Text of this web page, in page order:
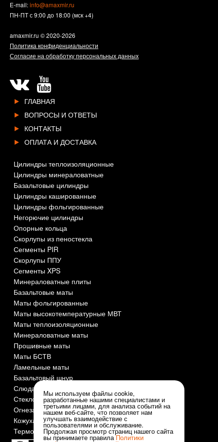
E-mail:info@amaxmir.ru
ПН-ПТ с 9:00 до 18:00 (мск +4)
amaxmir.ru © 2020-2026
Политика конфиденциальности
Согласие на обработку персональных данных
ГЛАВНАЯ
ВОПРОСЫ И ОТВЕТЫ
КОНТАКТЫ
ОПЛАТА И ДОСТАВКА
Цилиндры теплоизоляционные
Цилиндры минераловатные
Базальтовые цилиндры
Цилиндры кашированные
Цилиндры фольгированные
Негорючие цилиндры
Опорные кольца
Скорлупы из пеностекла
Сегменты PIR
Скорлупы ППУ
Сегменты XPS
Минераловатные плиты
Базальтовые маты
Маты фольгированные
Маты высокотемпературные МВТ
Маты теплоизоляционные
Минераловатные маты
Прошивные маты
Маты БСТВ
Ламельные маты
Базальтовый шнур
Слюда СМОГ
Стеклоткань
Огнезащита и огнеупоры
Кожуха оцинкованные
Термочехлы
Мы используем файлы cookie,
разработанные нашими специалистами и
третьими лицами, для анализа событий на
нашем веб-сайте, что позволяет нам
улучшать взаимодействие с
пользователями и обслуживание.
Продолжая просмотр страниц нашего сайта
вы принимаете правилаПолитики